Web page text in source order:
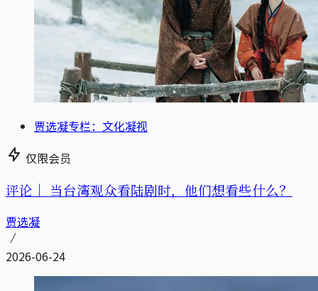
贾选凝专栏：文化凝视
仅限会员
评论｜ 当台湾观众看陆剧时，他们想看些什么？
贾选凝
2026-06-24